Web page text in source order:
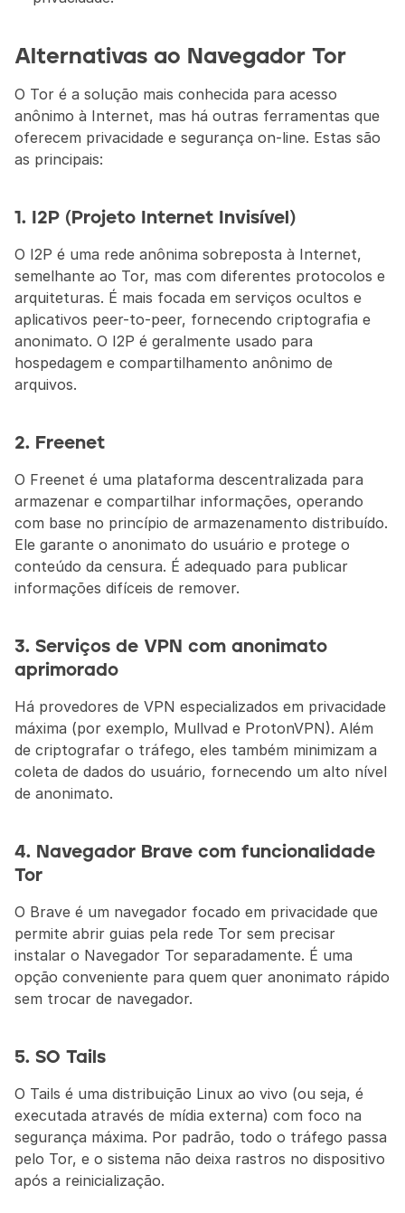
Alternativas ao Navegador Tor
O Tor é a solução mais conhecida para acesso
anônimo à Internet, mas há outras ferramentas que
oferecem privacidade e segurança on-line. Estas são
as principais:
1. I2P (Projeto Internet Invisível)
O I2P é uma rede anônima sobreposta à Internet,
semelhante ao Tor, mas com diferentes protocolos e
arquiteturas. É mais focada em serviços ocultos e
aplicativos peer-to-peer, fornecendo criptografia e
anonimato. O I2P é geralmente usado para
hospedagem e compartilhamento anônimo de
arquivos.
2. Freenet
O Freenet é uma plataforma descentralizada para
armazenar e compartilhar informações, operando
com base no princípio de armazenamento distribuído.
Ele garante o anonimato do usuário e protege o
conteúdo da censura. É adequado para publicar
informações difíceis de remover.
3. Serviços de VPN com anonimato
aprimorado
Há provedores de VPN especializados em privacidade
máxima (por exemplo, Mullvad e ProtonVPN). Além
de criptografar o tráfego, eles também minimizam a
coleta de dados do usuário, fornecendo um alto nível
de anonimato.
4. Navegador Brave com funcionalidade
Tor
O Brave é um navegador focado em privacidade que
permite abrir guias pela rede Tor sem precisar
instalar o Navegador Tor separadamente. É uma
opção conveniente para quem quer anonimato rápido
sem trocar de navegador.
5. SO Tails
O Tails é uma distribuição Linux ao vivo (ou seja, é
executada através de mídia externa) com foco na
segurança máxima. Por padrão, todo o tráfego passa
pelo Tor, e o sistema não deixa rastros no dispositivo
após a reinicialização.